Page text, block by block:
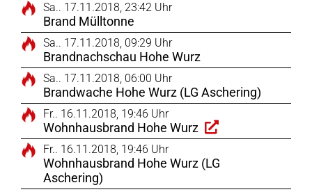
Sa.. 17.11.2018, 23:42 Uhr
Brand Mülltonne
Sa.. 17.11.2018, 09:29 Uhr
Brandnachschau Hohe Wurz
Sa.. 17.11.2018, 06:00 Uhr
Brandwache Hohe Wurz (LG Aschering)
Fr.. 16.11.2018, 19:46 Uhr
Wohnhausbrand Hohe Wurz
Fr.. 16.11.2018, 19:46 Uhr
Wohnhausbrand Hohe Wurz (LG
Aschering)